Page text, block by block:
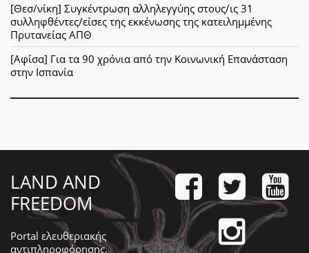
[Θεσ/νίκη] Συγκέντρωση αλληλεγγύης στους/ις 31
συλληφθέντες/είσες της εκκένωσης της κατειλημμένης
Πρυτανείας ΑΠΘ
[Αφίσα] Για τα 90 χρόνια από την Κοινωνική Επανάσταση
στην Ισπανία
LAND AND
FREEDOM
Portal ελευθεριακής
αντιπληροφόρησης,